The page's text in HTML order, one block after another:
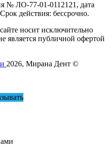
№ ЛО-77-01-0112121, дата
действия: бессрочно.
носит исключительно
является публичной офертой
2026, Мирана Дент ©